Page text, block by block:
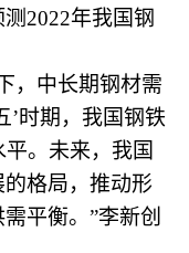
2022年我国钢
，中长期钢材需
’时期，我国钢铁
。未来，我国
格局，推动形
平衡。”李新创